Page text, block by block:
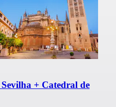
+ Catedral de